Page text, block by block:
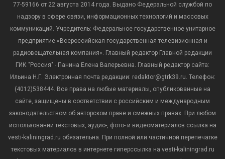
77-59166 от 22 августа 2014 года. Выдано Федеральной службой по
надзору в сфере связи, информационных технологий и массовых
коммуникаций. Учредитель: Федеральное государственное унитарное
предприятие «Всероссийская государственная телевизионная и
радиовещательная компания». Главный редактор Главной редакции
ГИК "Россия" - Панина Елена Валерьевна. Главный редактор сайта:
Ильина Н.Г. Электронная почта редакции: redaktor@gtrk39.ru. Телефон:
(4012)538444. Все права на любые материалы, опубликованные на
сайте, защищены в соответствии с российским и международным
законодательством об авторском праве и смежных правах. При любом
использовании текстовых, аудио-, фото- и видеоматериалов ссылка на
vesti-kaliningrad.ru обязательна. При полной или частичной перепечатке
текстовых материалов в интернете гиперссылка на vesti-kaliningrad.ru